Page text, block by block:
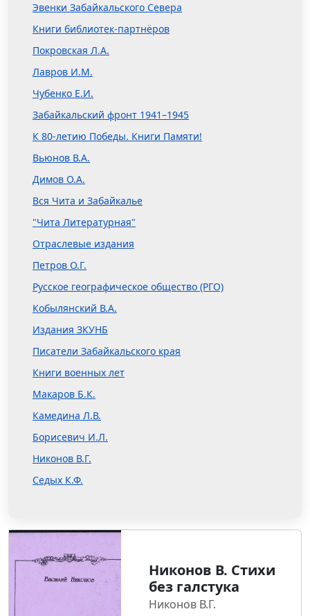
Никонов В. Стихи
без галстука
Никонов В.Г.
Эвенки Забайкальского Севера
Книги библиотек-партнёров
Покровская Л.А.
Лавров И.М.
Чубенко Е.И.
Забайкальский фронт 1941–1945
К 80-летию Победы. Книги Памяти!
Вьюнов В.А.
Димов О.А.
Вся Чита и Забайкалье
"Чита Литературная"
Отраслевые издания
Петров О.Г.
Русское географическое общество (РГО)
Кобылянский В.А.
Издания ЗКУНБ
Писатели Забайкальского края
Книги военных лет
Макаров Б.К.
Камедина Л.В.
Борисевич И.Л.
Никонов В.Г.
Седых К.Ф.